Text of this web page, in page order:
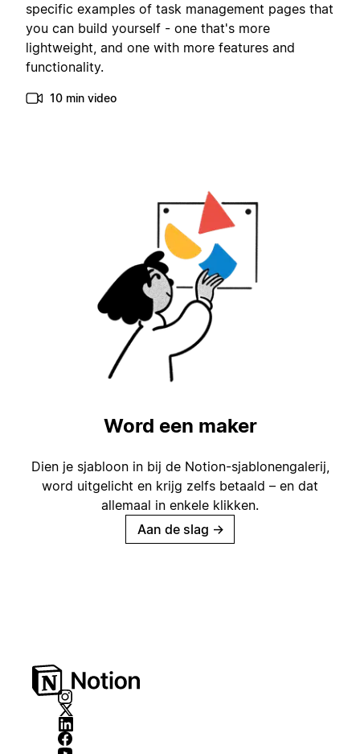
specific examples of task management pages that
you can build yourself - one that's more
lightweight, and one with more features and
functionality.
10 min video
Word een maker
Dien je sjabloon in bij de Notion-sjablonengalerij,
word uitgelicht en krijg zelfs betaald – en dat
allemaal in enkele klikken.
Aan de slag →